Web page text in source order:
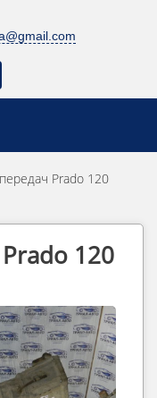
Prado 120
120